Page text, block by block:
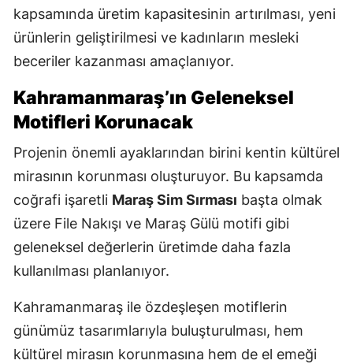
kapsamında üretim kapasitesinin artırılması, yeni
ürünlerin geliştirilmesi ve kadınların mesleki
beceriler kazanması amaçlanıyor.
Kahramanmaraş’ın Geleneksel
Motifleri Korunacak
Projenin önemli ayaklarından birini kentin kültürel
mirasının korunması oluşturuyor. Bu kapsamda
coğrafi işaretli Maraş Sim Sırması başta olmak
üzere File Nakışı ve Maraş Gülü motifi gibi
geleneksel değerlerin üretimde daha fazla
kullanılması planlanıyor.
Kahramanmaraş ile özdeşleşen motiflerin
günümüz tasarımlarıyla buluşturulması, hem
kültürel mirasın korunmasına hem de el emeği